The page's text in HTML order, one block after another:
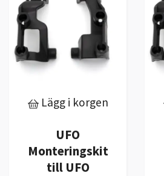
Lägg i korgen
UFO
Monteringskit
till UFO